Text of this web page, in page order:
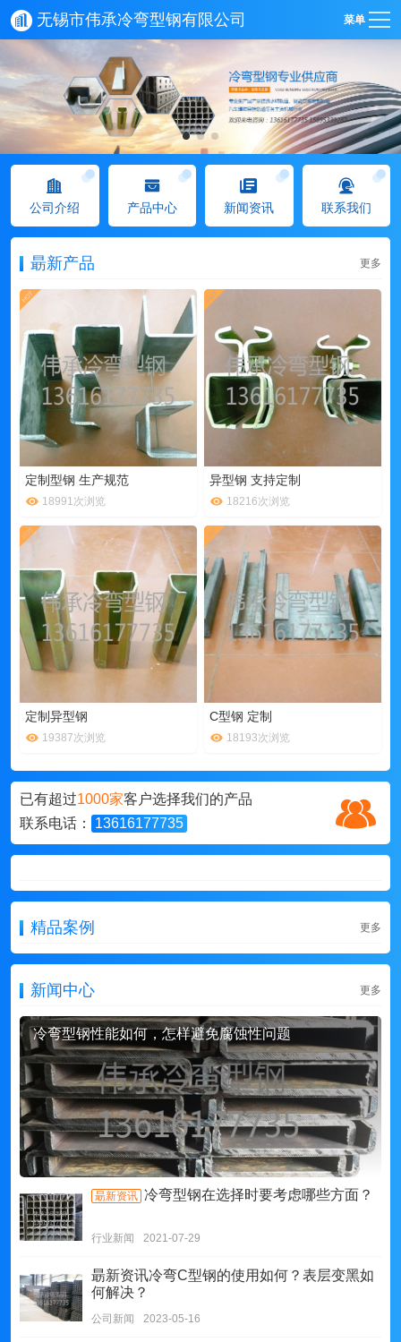
无锡市伟承冷弯型钢有限公司 菜单
公司介绍 产品中心 新闻资讯 联系我们
朂新产品 更多
定制型钢 生产规范
18991次浏览
异型钢 支持定制
18216次浏览
定制异型钢
19387次浏览
C型钢 定制
18193次浏览
已有超过1000家客户选择我们的产品
联系电话：
13616177735
精品案例 更多
新闻中心 更多
冷弯型钢性能如何，怎样避免腐蚀性问题
朂新资讯 冷弯型钢在选择时要考虑哪些方面？
行业新闻 2021-07-29
朂新资讯冷弯C型钢的使用如何？表层变黑如
何解决？
公司新闻 2023-05-16